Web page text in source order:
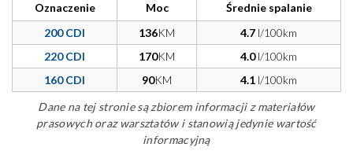
Oznaczenie Moc
Średnie spalanie
200 CDI
136KM 4.7 l/100km
220 CDI
170KM 4.0l/100km
160 CDI
90KM 4.1 l/100km
Dane na tej stronie są zbiorem informacji z materiałów
prasowych oraz warsztatów i stanowią jedynie wartość
informacyjną